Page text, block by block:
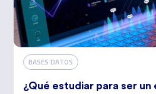
BASES DATOS
¿Qué estudiar para ser un